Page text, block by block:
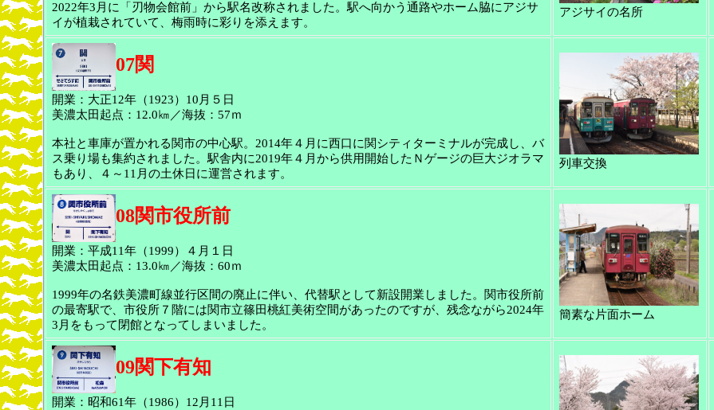
2022年3月に「刃物会館前」から駅名改称されました。駅へ向かう通路やホーム脇にアジサ
イが植栽されていて、梅雨時に彩りを添えます。
アジサイの名所
07関
開業：大正12年（1923）10月５日
美濃太田起点：12.0㎞／海抜：57ｍ
本社と車庫が置かれる関市の中心駅。2014年４月に西口に関シティターミナルが完成し、バ
ス乗り場も集約されました。駅舎内に2019年４月から供用開始したＮゲージの巨大ジオラマ
もあり、４～11月の土休日に運営されます。
列車交換
08関市役所前
開業：平成11年（1999）４月１日
美濃太田起点：13.0㎞／海抜：60ｍ
1999年の名鉄美濃町線並行区間の廃止に伴い、代替駅として新設開業しました。関市役所前
の最寄駅で、市役所７階には関市立篠田桃紅美術空間があったのですが、残念ながら2024年
3月をもって閉館となってしまいました。
簡素な片面ホーム
09関下有知
開業：昭和61年（1986）12月11日